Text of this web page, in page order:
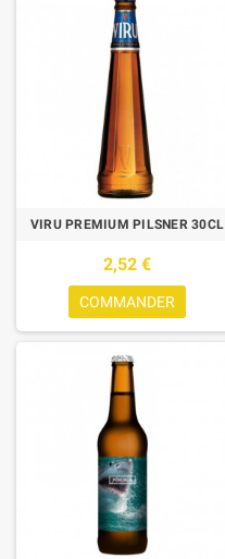
VIRU PREMIUM PILSNER 30CL
2,52 €
COMMANDER